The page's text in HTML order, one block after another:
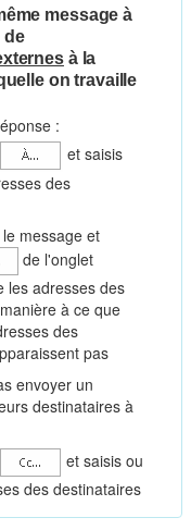
message à
de
à la
on travaille
:
et saisis
des
message et
de l'onglet
les adresses des
à ce que
des
pas
envoyer un
destinataires à
et saisis ou
des destinataires